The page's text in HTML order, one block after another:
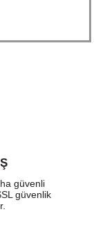
güvenli
güvenlik